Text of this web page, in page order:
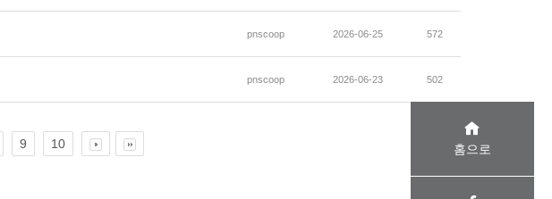
pnscoop 2026-06-25 572
pnscoop 2026-06-23 502
9 10 홈으로